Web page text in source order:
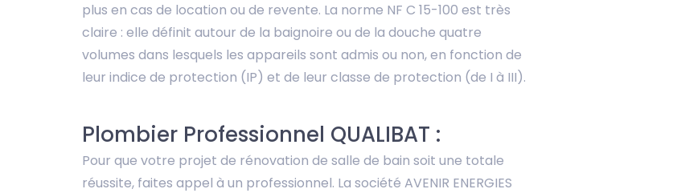
plus en cas de location ou de revente. La norme NF C 15-100 est très
claire : elle définit autour de la baignoire ou de la douche quatre
volumes dans lesquels les appareils sont admis ou non, en fonction de
leur indice de protection (IP) et de leur classe de protection (de I à III).
Plombier Professionnel QUALIBAT :
Pour que votre projet de rénovation de salle de bain soit une totale
réussite, faites appel à un professionnel. La société AVENIR ENERGIES